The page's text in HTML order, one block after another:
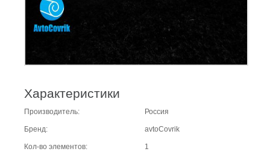
Характеристики
Производитель: Россия
Бренд: avtoCovrik
Кол-во элементов: 1